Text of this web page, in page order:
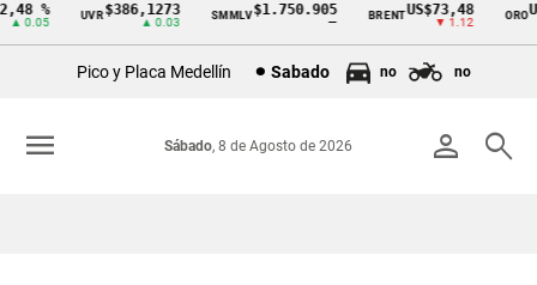
Cintillo
Colombia
%
0.05
UVR$386,1273
▲ 0.03
SMMLV$1.750.905 BRENTUS$73,48
▼ 1.12
ORO
Pico y Placa Medellín Sabado no no
person search
Sábado, 8 de Agosto de 2026
menu